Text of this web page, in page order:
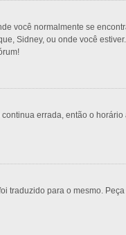
você normalmente se
Sidney, ou onde você
errada, então o
traduzido para o mesmo.